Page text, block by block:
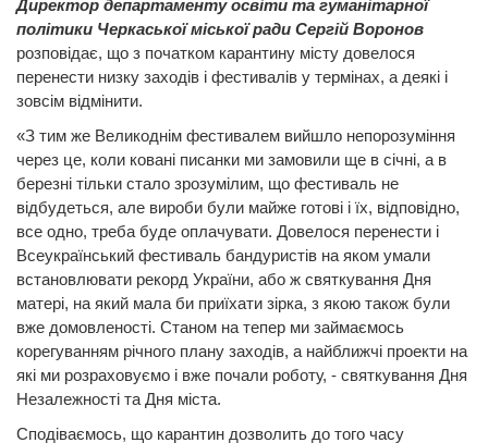
Директор департаменту освіти та гуманітарної
політики Черкаської міської ради Сергій Воронов
розповідає, що з початком карантину місту довелося
перенести низку заходів і фестивалів у термінах, а деякі і
зовсім відмінити.
«З тим же Великоднім фестивалем вийшло непорозуміння
через це, коли ковані писанки ми замовили ще в січні, а в
березні тільки стало зрозумілим, що фестиваль не
відбудеться, але вироби були майже готові і їх, відповідно,
все одно, треба буде оплачувати. Довелося перенести і
Всеукраїнський фестиваль бандуристів на яком умали
встановлювати рекорд України, або ж святкування Дня
матері, на який мала би приїхати зірка, з якою також були
вже домовленості. Станом на тепер ми займаємось
корегуванням річного плану заходів, а найближчі проекти на
які ми розраховуємо і вже почали роботу, - святкування Дня
Незалежності та Дня міста.
Сподіваємось, що карантин дозволить до того часу